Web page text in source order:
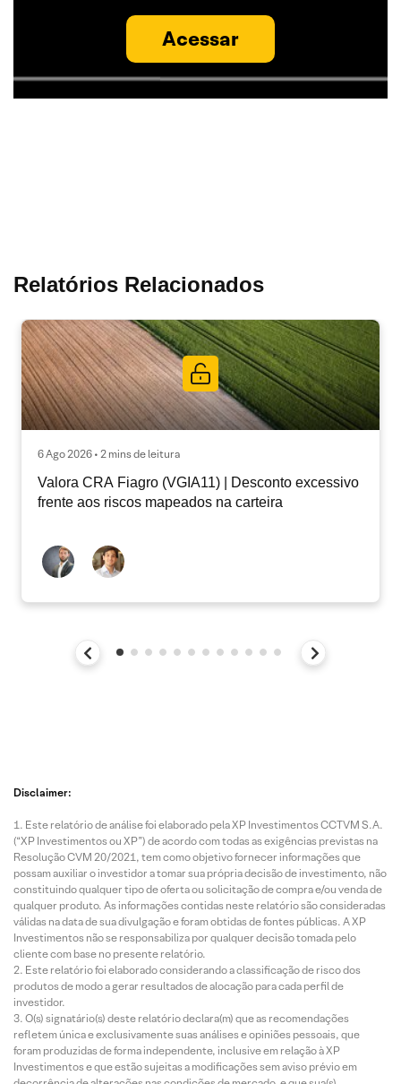
Acessar
Relatórios Relacionados
6 Ago 2026 • 2 mins de leitura
Valora CRA Fiagro (VGIA11) | Desconto excessivo
frente aos riscos mapeados na carteira
Disclaimer:
Este relatório de análise foi elaborado pela XP Investimentos CCTVM S.A.
(“XP Investimentos ou XP”) de acordo com todas as exigências previstas na
Resolução CVM 20/2021, tem como objetivo fornecer informações que
possam auxiliar o investidor a tomar sua própria decisão de investimento, não
constituindo qualquer tipo de oferta ou solicitação de compra e/ou venda de
qualquer produto. As informações contidas neste relatório são consideradas
válidas na data de sua divulgação e foram obtidas de fontes públicas. A XP
Investimentos não se responsabiliza por qualquer decisão tomada pelo
cliente com base no presente relatório.
Este relatório foi elaborado considerando a classificação de risco dos
produtos de modo a gerar resultados de alocação para cada perfil de
investidor.
O(s) signatário(s) deste relatório declara(m) que as recomendações
refletem única e exclusivamente suas análises e opiniões pessoais, que
foram produzidas de forma independente, inclusive em relação à XP
Investimentos e que estão sujeitas a modificações sem aviso prévio em